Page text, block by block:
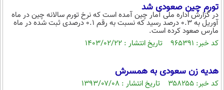
تورم چین صعودی شد
در گزارش اداره ملی آمار چین آمده است که نرخ تورم سالانه چین در ماه
آوریل به ۰.۳ درصد رسید که نسبت به رقم ۰.۱ درصدی ثبت شده در ماه
مارس صعود کرده است.
کد خبر: ۹۶۵۳۹۱ تاریخ انتشار : ۱۴۰۳/۰۲/۲۲
هدیه زن سعودی به همسرش
کد خبر: ۳۵۸۲۵۵ تاریخ انتشار : ۱۳۹۳/۰۷/۰۸